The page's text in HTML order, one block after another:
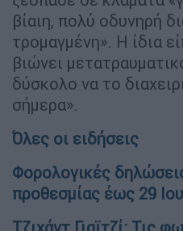
βίαιη, πολύ οδυνηρή
τρομαγμένη». Η ίδια
βιώνει
δύσκολο να το
σήμερα».
Όλες οι ειδήσεις
Φορολογικές
προθεσμίας έως 29